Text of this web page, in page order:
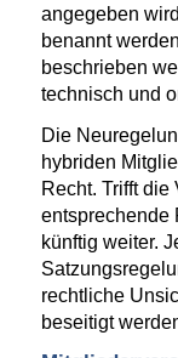
angegeben
benannt
beschrieben
technisch und
Die
hybriden
Recht. Trifft
entsprechende
künftig weiter.
rechtliche
beseitigt